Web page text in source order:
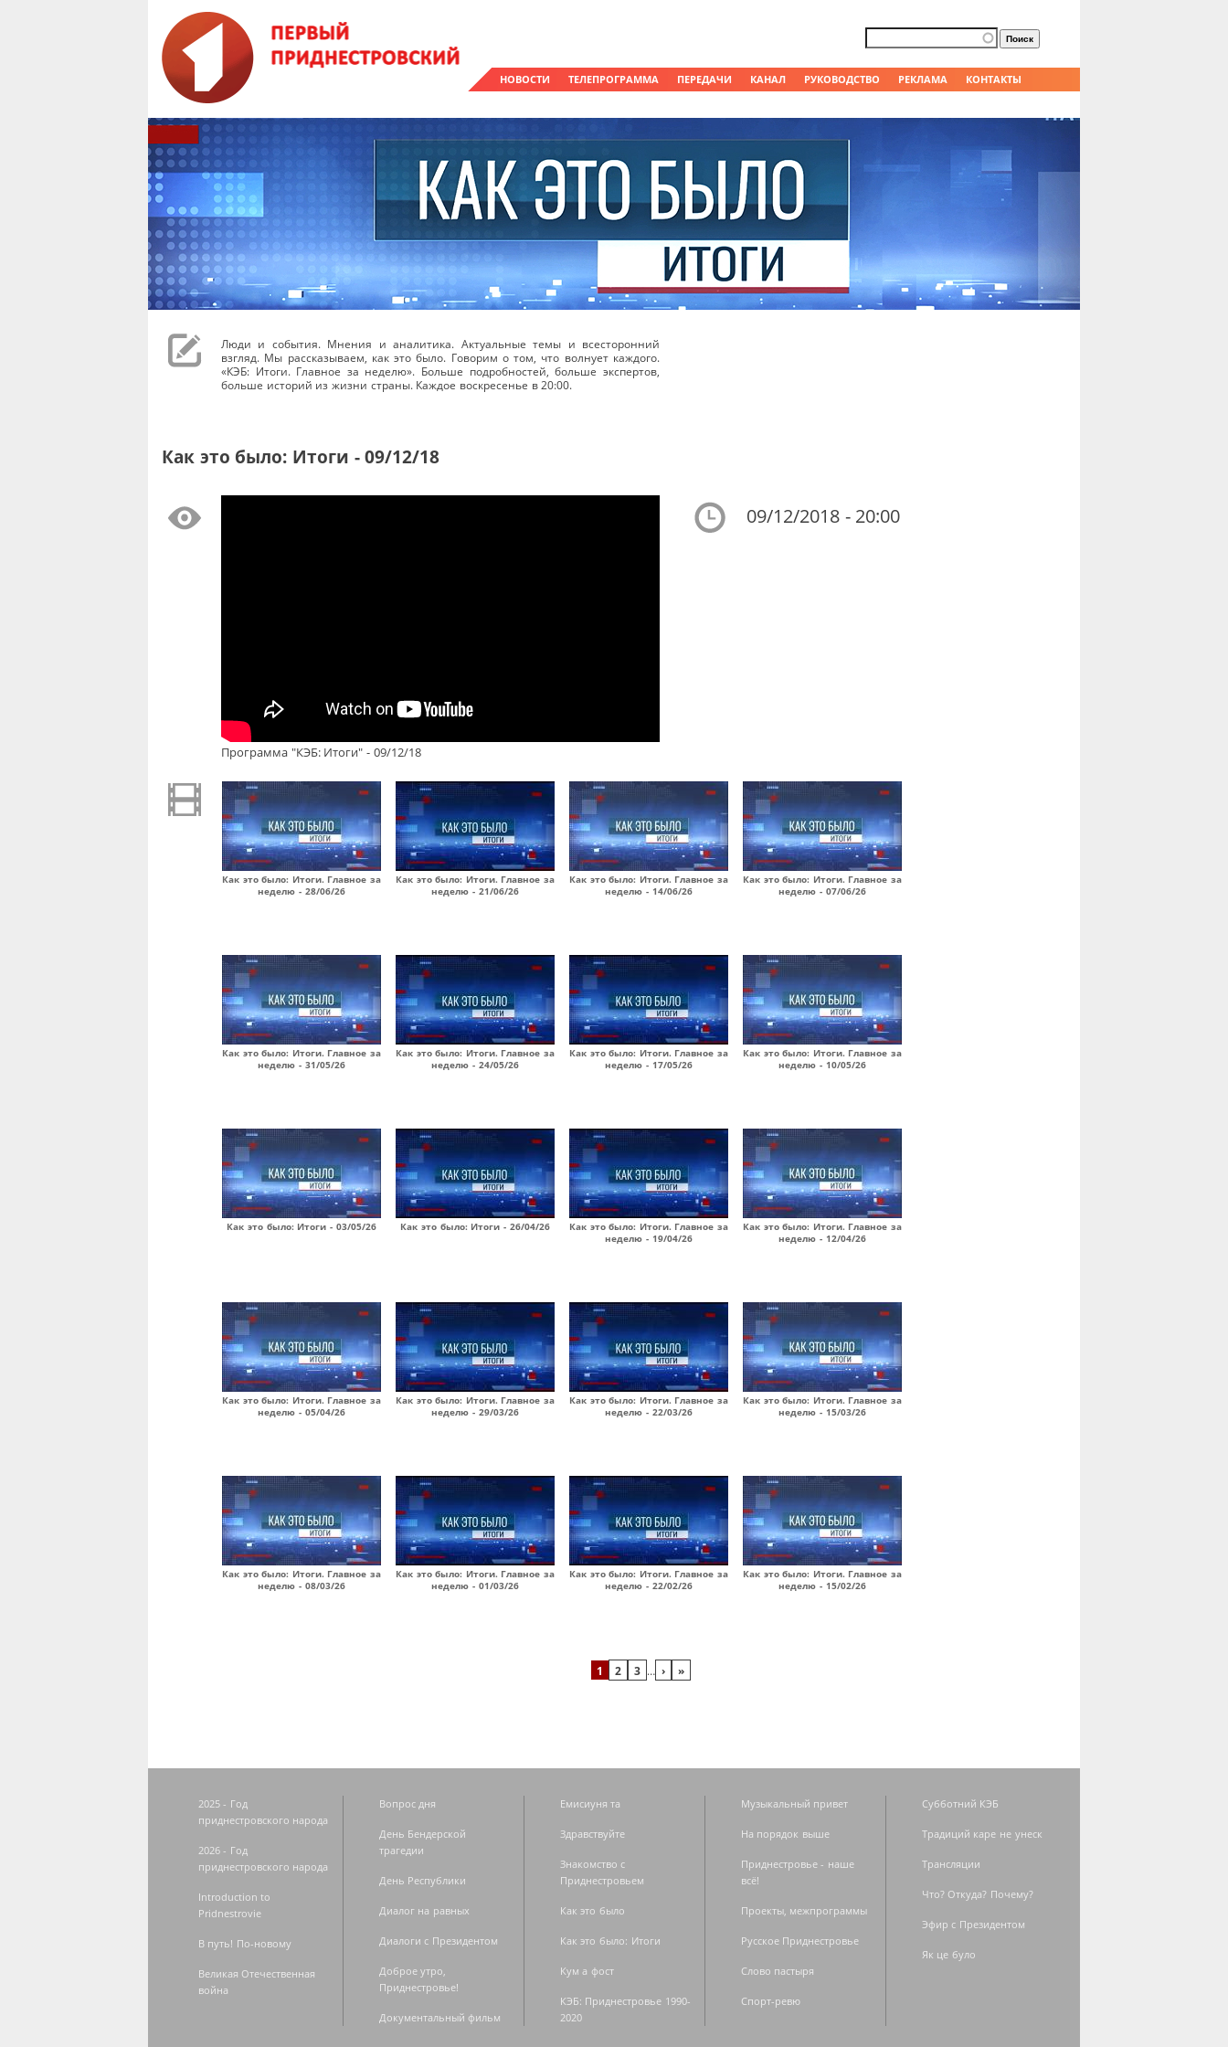
НОВОСТИ ТЕЛЕПРОГРАММА ПЕРЕДАЧИ КАНАЛ РУКОВОДСТВО РЕКЛАМА КОНТАКТЫ
Форма поиска
Поиск
Люди и события. Мнения и аналитика. Актуальные темы и всесторонний
взгляд. Мы рассказываем, как это было. Говорим о том, что волнует каждого.
«КЭБ: Итоги. Главное за неделю». Больше подробностей, больше экспертов,
больше историй из жизни страны. Каждое воскресенье в 20:00.
Как это было: Итоги - 09/12/18
Программа "КЭБ: Итоги" - 09/12/18
09/12/2018 - 20:00
Как это было: Итоги. Главное за
неделю - 28/06/26
Как это было: Итоги. Главное за
неделю - 21/06/26
Как это было: Итоги. Главное за
неделю - 14/06/26
Как это было: Итоги. Главное за
неделю - 07/06/26
Как это было: Итоги. Главное за
неделю - 31/05/26
Как это было: Итоги. Главное за
неделю - 24/05/26
Как это было: Итоги. Главное за
неделю - 17/05/26
Как это было: Итоги. Главное за
неделю - 10/05/26
Как это было: Итоги - 03/05/26 Как это было: Итоги - 26/04/26
Как это было: Итоги. Главное за
неделю - 19/04/26
Как это было: Итоги. Главное за
неделю - 12/04/26
Как это было: Итоги. Главное за
неделю - 05/04/26
Как это было: Итоги. Главное за
неделю - 29/03/26
Как это было: Итоги. Главное за
неделю - 22/03/26
Как это было: Итоги. Главное за
неделю - 15/03/26
Как это было: Итоги. Главное за
неделю - 08/03/26
Как это было: Итоги. Главное за
неделю - 01/03/26
Как это было: Итоги. Главное за
неделю - 22/02/26
Как это было: Итоги. Главное за
неделю - 15/02/26
1 2 3 … › »
2025 - Год
приднестровского народа
2026 - Год
приднестровского народа
Introduction to
Pridnestrovie
В путь! По-новому
Великая Отечественная
война
Вопрос дня
День Бендерской
трагедии
День Республики
Диалог на равных
Диалоги с Президентом
Доброе утро,
Приднестровье!
Документальный фильм
Емисиуня та
Здравствуйте
Знакомство с
Приднестровьем
Как это было
Как это было: Итоги
Кум а фост
КЭБ: Приднестровье 1990-
2020
Музыкальный привет
На порядок выше
Приднестровье - наше
всё!
Проекты, межпрограммы
Русское Приднестровье
Слово пастыря
Спорт-ревю
Субботний КЭБ
Традиций каре не унеск
Трансляции
Что? Откуда? Почему?
Эфир с Президентом
Як це було